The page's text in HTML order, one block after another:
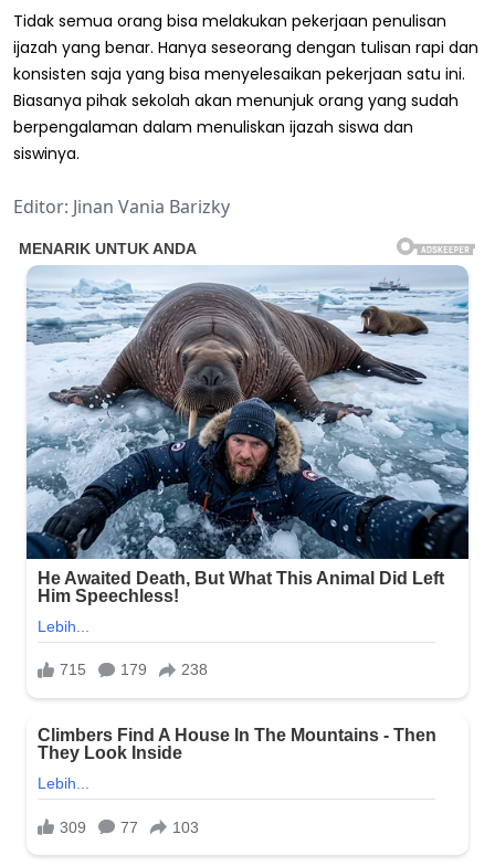
Tidak semua orang bisa melakukan pekerjaan penulisan
ijazah yang benar. Hanya seseorang dengan tulisan rapi dan
konsisten saja yang bisa menyelesaikan pekerjaan satu ini.
Biasanya pihak sekolah akan menunjuk orang yang sudah
berpengalaman dalam menuliskan ijazah siswa dan
siswinya.
Editor: Jinan Vania Barizky